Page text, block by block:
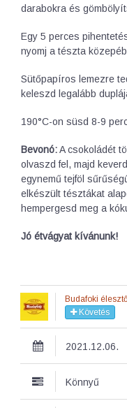
darabokra és
Egy 5 perces
nyomj a tészta
Sütőpapíros lemezre
keleszd legalább
190°C-on süsd 8-9
Bevonó:A csokoládét
olvaszd fel, majd
egynemű tejföl
elkészült tésztákat
hempergesd meg a
Jó étvágyat kívánunk!
Budafoki
Követés
2021.12.06.
Könnyű